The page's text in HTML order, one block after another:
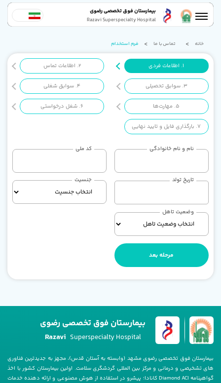
بیمارستان فوق تخصصی رضوی
Razavi Superspecialty Hospital
خانه تماس با ما فرم استخدام
1
. اطلاعات فردی 2
. اطلاعات تماس
3
.سوابق تحصیلی 4
. سوابق شغلی
5
. مهارت‌ها 6
. شغل درخواستی
7
. بارگذاری فایل و تایید نهایی
نام و نام خانوادگی کد ملی
تاریخ تولد جنسیت
وضعیت تاهل
مرحله بعد
بیمارستان فوق تخصصی رضوی
Razavi Superspecialty Hospital
بیمارستان فوق تخصصی رضوی مشهد (وابسته به آستان قدس)، مجهز به جدیدترین فناوری
های تشخیصی و درمانی و مرکز بین المللی گردشگری سلامت. اولین بیمارستان کشور با اخذ
گواهینامه Diamond ACI کانادا؛ پیشرو در استفاده از هوش مصنوعی و ارائه دهنده خدمات